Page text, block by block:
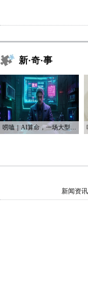
新·奇·事
唠嗑｜AI算命，一场大型互联网安慰剂实验
新闻资讯